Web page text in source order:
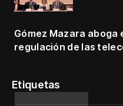
Gómez Mazara aboga
regulación de las
Etiquetas